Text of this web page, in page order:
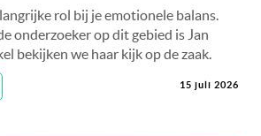
rol bij je emotionele balans.
onderzoeker op dit gebied is Jan
bekijken we haar kijk op de zaak.
15 juli 2026